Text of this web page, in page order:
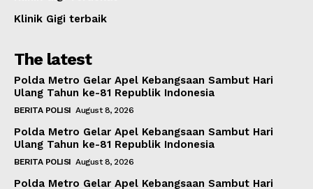
Klinik Gigi terbaik
The latest
Polda Metro Gelar Apel Kebangsaan Sambut Hari
Ulang Tahun ke-81 Republik Indonesia
BERITA POLISI August 8, 2026
Polda Metro Gelar Apel Kebangsaan Sambut Hari
Ulang Tahun ke-81 Republik Indonesia
BERITA POLISI August 8, 2026
Polda Metro Gelar Apel Kebangsaan Sambut Hari